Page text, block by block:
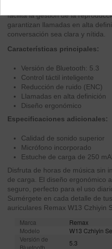
facilita la gestión de la
garantizan llamadas en alta
conversación sea clara y nítida.
Características principales:
Versión de Bluetooth: 5.3
Control táctil inteligente
Reducción de ruido (ENC)
Llamadas en alta definición
Diseño ergonómico
Especificaciones adicionales:
Calidad de sonido superior
Micrófono incorporado
Estuche de carga de 250
Disfruta de horas de música sin
de carga. El diseño ergonómico
seguro, perfecto para el uso
Sumérgete en cada detalle de
auriculares Remax W13 Czhiyin
Marca
Remax
Modelo
W13 Czhiyin
Versión de
5.3